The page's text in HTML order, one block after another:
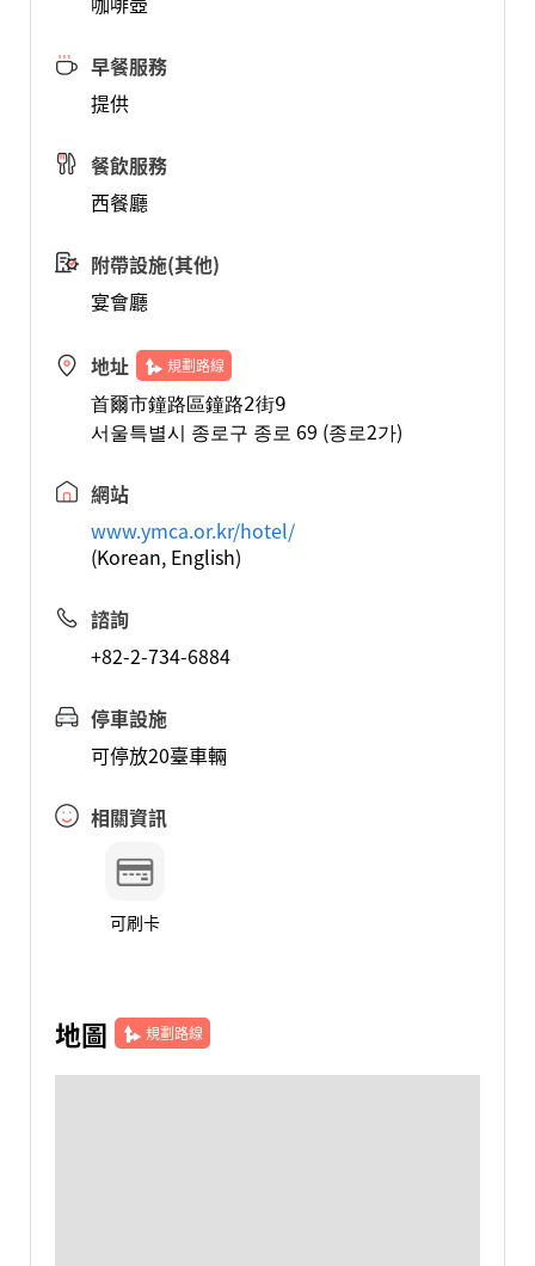
早餐服務
提供
餐飲服務
西餐廳
附帶設施(其他)
宴會廳
地址 規劃路線
首爾市鐘路區鐘路2街9
서울특별시 종로구 종로 69 (종로2가)
網站
www.ymca.or.kr/hotel/
(Korean, English)
諮詢
+82-2-734-6884
停車設施
可停放20臺車輛
相關資訊
可刷卡
地圖 規劃路線